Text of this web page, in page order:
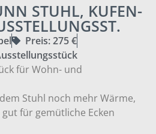
STUHL, KUFEN-
Preis: 275 €
für Wohn- und
Stuhl noch mehr Wärme,
für gemütliche Ecken